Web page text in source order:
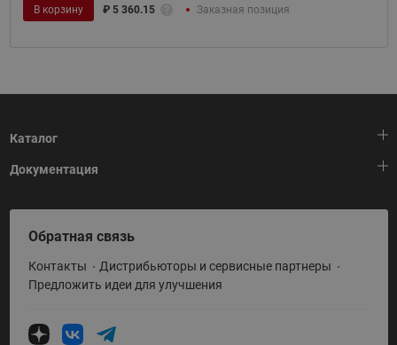
В корзину ₽ 5 360.15 Заказная позиция
Каталог
Тепловая автоматика
Холодильная техника
Приводная техника
Промышленная автоматика
Теплообменное оборудование
Документация
HeatPlatform (Тепловая платформа)
Полезные программы и инструменты
Условия поставки
Обратная связь
Контакты
Дистрибьюторы и сервисные партнеры
Предложить идеи для улучшения